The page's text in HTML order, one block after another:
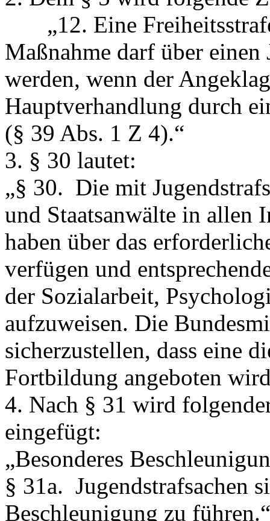
„12. Eine
Maßnahme darf über
werden, wenn der
Hauptverhandlung durch
(§ 39 Abs. 1 Z 4).“
3. § 30 lautet:
„§ 30. Die mit
und Staatsanwälte in allen
haben über das
verfügen und
der Sozialarbeit,
aufzuweisen. Die
sicherzustellen, dass eine
Fortbildung angeboten
4. Nach § 31 wird
eingefügt:
„Besonderes
§ 31a. Jugendstrafsachen
Beschleunigung zu führen.“